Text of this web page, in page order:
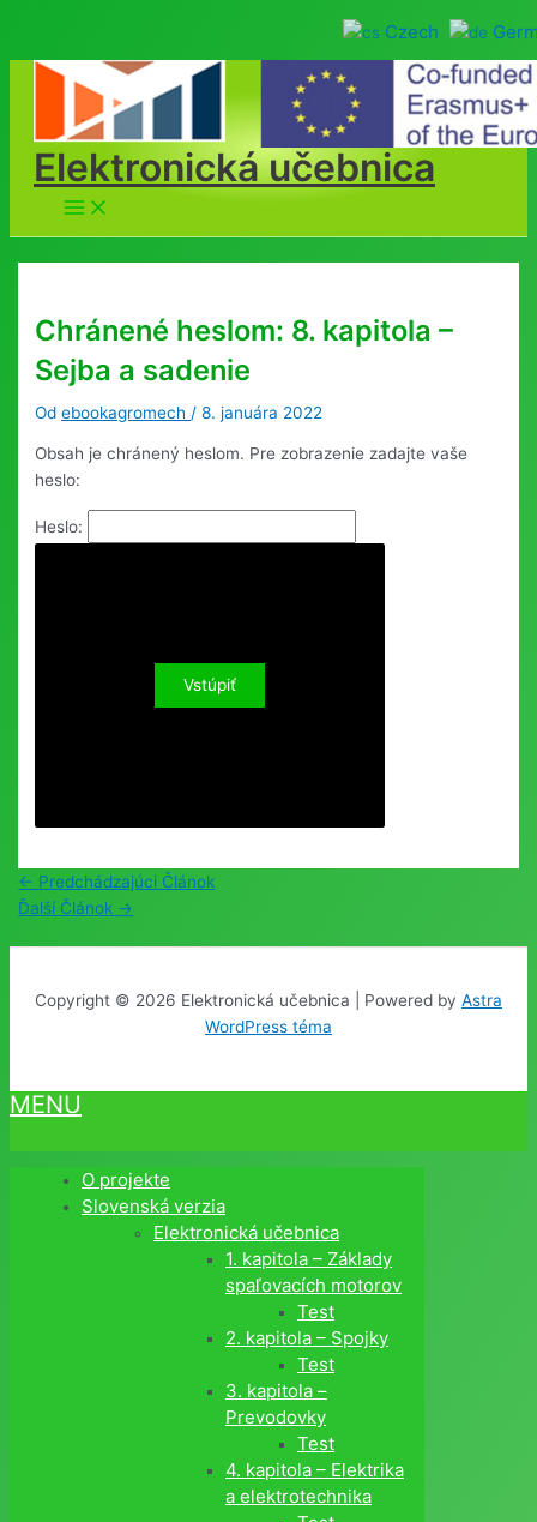
Preskočiť
Elektronická učebnica
Main
Menu
Chránené heslom: 8. kapitola –
Sejba a sadenie
Od ebookagromech /8. januára 2022
Obsah je chránený heslom. Pre zobrazenie zadajte vaše
heslo:
Heslo:
Post
navigation
← Predchádzajúci Článok
Ďalší Článok →
Copyright © 2026 Elektronická učebnica | Powered by Astra
WordPress téma
Czech
MENU
O projekte
Slovenská verzia
Elektronická učebnica
1. kapitola – Základy
spaľovacích motorov
Test
2. kapitola – Spojky
Test
3. kapitola –
Prevodovky
Test
4. kapitola – Elektrika
a elektrotechnika